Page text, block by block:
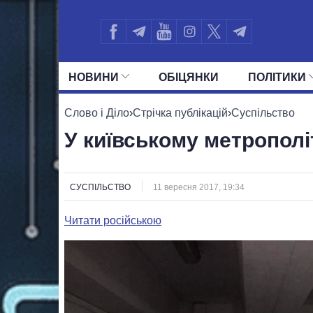
НОВИНИ ОБIЦЯНКИ ПОЛIТИКИ
УСІ ПОЛІТИКИ ПРЕЗИДЕНТ І ОФІС
Слово і Діло›Стрічка публікацій›Суспільство
У київському
СУСПІЛЬСТВО 11 вересня 2017, 19:34
Читати російською